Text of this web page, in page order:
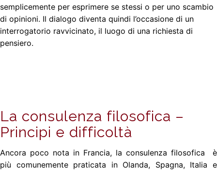
semplicemente per esprimere se stessi o per uno scambio
di opinioni. Il dialogo diventa quindi l’occasione di un
interrogatorio ravvicinato, il luogo di una richiesta di
pensiero.
La consulenza filosofica –
Principi e difficoltà
Ancora poco nota in Francia, la consulenza filosofica è
più comunemente praticata in Olanda, Spagna, Italia e